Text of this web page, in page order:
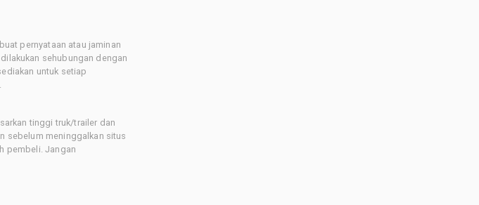
pernyataan atau jaminan
sehubungan dengan
untuk setiap
tinggi truk/trailer dan
sebelum meninggalkan situs
pembeli. Jangan